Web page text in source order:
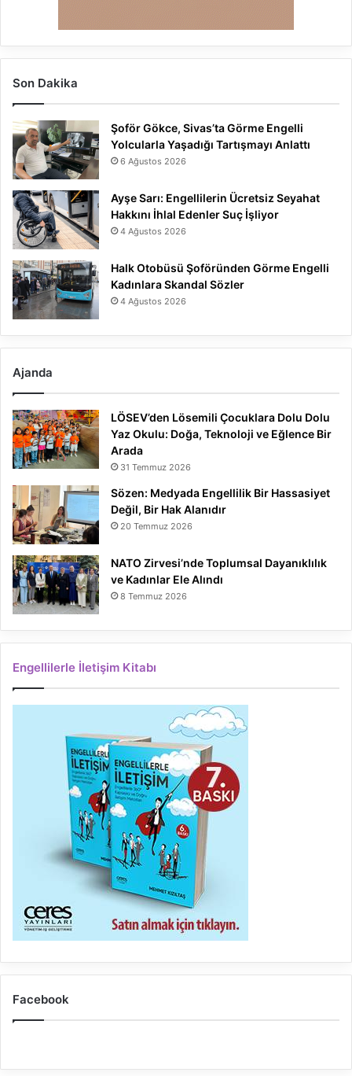
Son Dakika
Şoför Gökce, Sivas’ta Görme Engelli
Yolcularla Yaşadığı Tartışmayı Anlattı
6 Ağustos 2026
Ayşe Sarı: Engellilerin Ücretsiz Seyahat
Hakkını İhlal Edenler Suç İşliyor
4 Ağustos 2026
Halk Otobüsü Şoföründen Görme Engelli
Kadınlara Skandal Sözler
4 Ağustos 2026
Ajanda
LÖSEV’den Lösemili Çocuklara Dolu Dolu
Yaz Okulu: Doğa, Teknoloji ve Eğlence Bir
Arada
31 Temmuz 2026
Sözen: Medyada Engellilik Bir Hassasiyet
Değil, Bir Hak Alanıdır
20 Temmuz 2026
NATO Zirvesi’nde Toplumsal Dayanıklılık
ve Kadınlar Ele Alındı
8 Temmuz 2026
Engellilerle İletişim Kitabı
Facebook